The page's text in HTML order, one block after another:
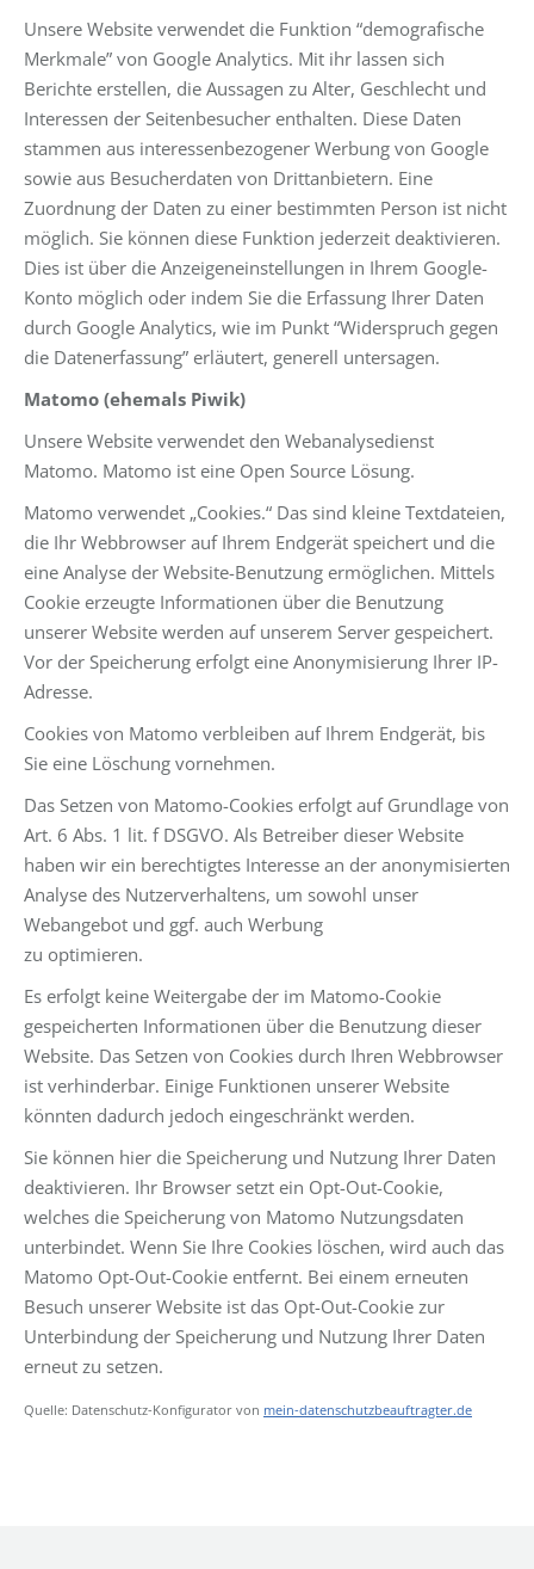
Unsere Website verwendet die Funktion “demografische
Merkmale” von Google Analytics. Mit ihr lassen sich
Berichte erstellen, die Aussagen zu Alter, Geschlecht und
Interessen der Seitenbesucher enthalten. Diese Daten
stammen aus interessenbezogener Werbung von Google
sowie aus Besucherdaten von Drittanbietern. Eine
Zuordnung der Daten zu einer bestimmten Person ist nicht
möglich. Sie können diese Funktion jederzeit deaktivieren.
Dies ist über die Anzeigeneinstellungen in Ihrem Google-
Konto möglich oder indem Sie die Erfassung Ihrer Daten
durch Google Analytics, wie im Punkt “Widerspruch gegen
die Datenerfassung” erläutert, generell untersagen.
Matomo (ehemals Piwik)
Unsere Website verwendet den Webanalysedienst
Matomo. Matomo ist eine Open Source Lösung.
Matomo verwendet „Cookies.“ Das sind kleine Textdateien,
die Ihr Webbrowser auf Ihrem Endgerät speichert und die
eine Analyse der Website-Benutzung ermöglichen. Mittels
Cookie erzeugte Informationen über die Benutzung
unserer Website werden auf unserem Server gespeichert.
Vor der Speicherung erfolgt eine Anonymisierung Ihrer IP-
Adresse.
Cookies von Matomo verbleiben auf Ihrem Endgerät, bis
Sie eine Löschung vornehmen.
Das Setzen von Matomo-Cookies erfolgt auf Grundlage von
Art. 6 Abs. 1 lit. f DSGVO. Als Betreiber dieser Website
haben wir ein berechtigtes Interesse an der anonymisierten
Analyse des Nutzerverhaltens, um sowohl unser
Webangebot und ggf. auch Werbung
zu optimieren.
Es erfolgt keine Weitergabe der im Matomo-Cookie
gespeicherten Informationen über die Benutzung dieser
Website. Das Setzen von Cookies durch Ihren Webbrowser
ist verhinderbar. Einige Funktionen unserer Website
könnten dadurch jedoch eingeschränkt werden.
Sie können hier die Speicherung und Nutzung Ihrer Daten
deaktivieren. Ihr Browser setzt ein Opt-Out-Cookie,
welches die Speicherung von Matomo Nutzungsdaten
unterbindet. Wenn Sie Ihre Cookies löschen, wird auch das
Matomo Opt-Out-Cookie entfernt. Bei einem erneuten
Besuch unserer Website ist das Opt-Out-Cookie zur
Unterbindung der Speicherung und Nutzung Ihrer Daten
erneut zu setzen.
Quelle: Datenschutz-Konfigurator von mein-datenschutzbeauftragter.de